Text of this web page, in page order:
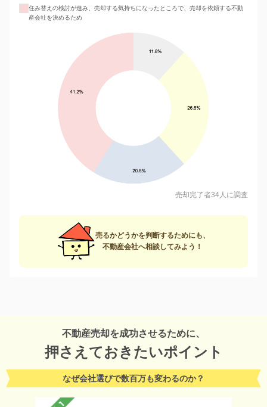
住み替えの検討が進み、売却する気持ちになったところで、売却を依頼する不動
産会社を決めるため
売却完了者34人に調査
売るかどうかを判断するためにも、
不動産会社へ相談してみよう！
不動産売却を成功させるために、
押さえておきたいポイント
なぜ会社選びで数百万も変わるのか？